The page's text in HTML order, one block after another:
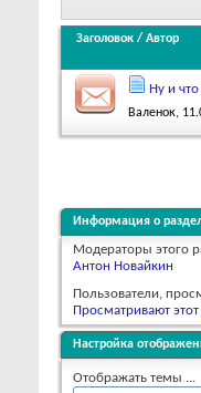
Заголовок / Автор
Ну и что
Валенок,
Информация о
Модераторы этого
Антон Новайкин
Пользователи,
Просматривают
Настройка
Отображать темы ...